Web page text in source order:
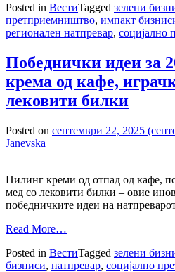
Posted in ВестиTagged зелени
претприемништво, импакт
регионален натпревар, социјално
Победнички идеи за
крема од кафе,
лековити билки
Posted on септември 22, 2025
Janevska
Пилинг креми од отпад од кафе,
мед со лековити билки – овие
победничките идеи на
Read More…
Posted in ВестиTagged зелени
бизниси, натпревар, социјално